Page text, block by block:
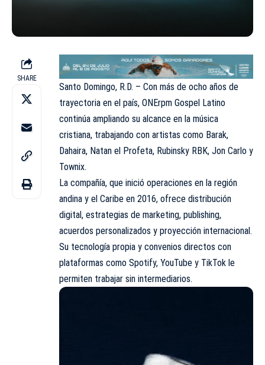
SHARE
Santo Domingo, R.D. – Con más de ocho años de
trayectoria en el país, ONErpm Gospel Latino
continúa ampliando su alcance en la música
cristiana, trabajando con artistas como Barak,
Dahaira, Natan el Profeta, Rubinsky RBK, Jon Carlo y
Townix.
La compañía, que inició operaciones en la región
andina y el Caribe en 2016, ofrece distribución
digital, estrategias de marketing, publishing,
acuerdos personalizados y proyección internacional.
Su tecnología propia y convenios directos con
plataformas como Spotify, YouTube y TikTok le
permiten trabajar sin intermediarios.